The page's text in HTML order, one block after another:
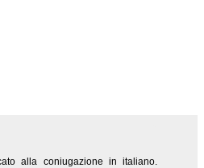
alla coniugazione in italiano.